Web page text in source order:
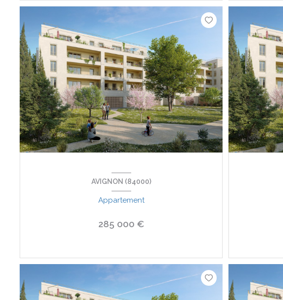
AVIGNON (84000)
Appartement
285 000 €